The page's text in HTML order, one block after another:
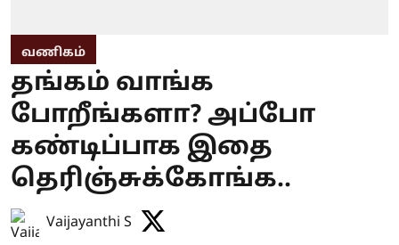
வணிகம்
தங்கம் வாங்க
போறீங்களா? அப்போ
கண்டிப்பாக இதை
தெரிஞ்சுக்கோங்க..
Vaijayanthi S